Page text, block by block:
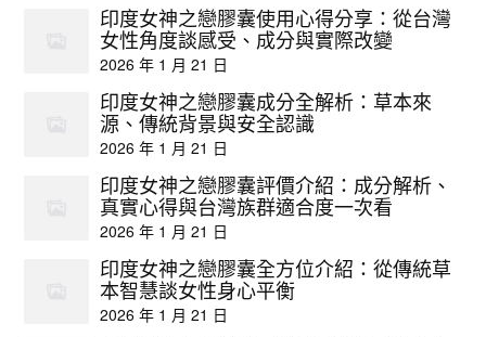
印度女神之戀膠囊使用心得分享：從台灣
女性角度談感受、成分與實際改變
2026 年 1 月 21 日
印度女神之戀膠囊成分全解析：草本來
源、傳統背景與安全認識
2026 年 1 月 21 日
印度女神之戀膠囊評價介紹：成分解析、
真實心得與台灣族群適合度一次看
2026 年 1 月 21 日
印度女神之戀膠囊全方位介紹：從傳統草
本智慧談女性身心平衡
2026 年 1 月 21 日